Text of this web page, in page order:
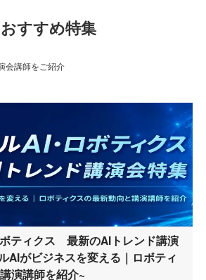
おすすめ特集
会講師をご紹介
ティクス 最新のAIトレンド講演
AIがビジネスを変える｜ロボティ
演講師を紹介~